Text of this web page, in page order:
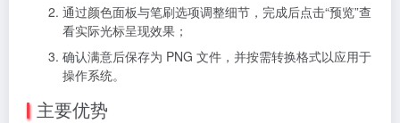
通过颜色面板与笔刷选项调整细节，完成后点击“预览”查
看实际光标呈现效果；
确认满意后保存为 PNG 文件，并按需转换格式以应用于
操作系统。
主要优势